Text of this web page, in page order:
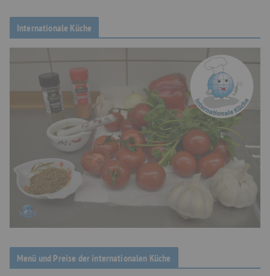
Internationale Küche
Menü und Preise der internationalen Küche